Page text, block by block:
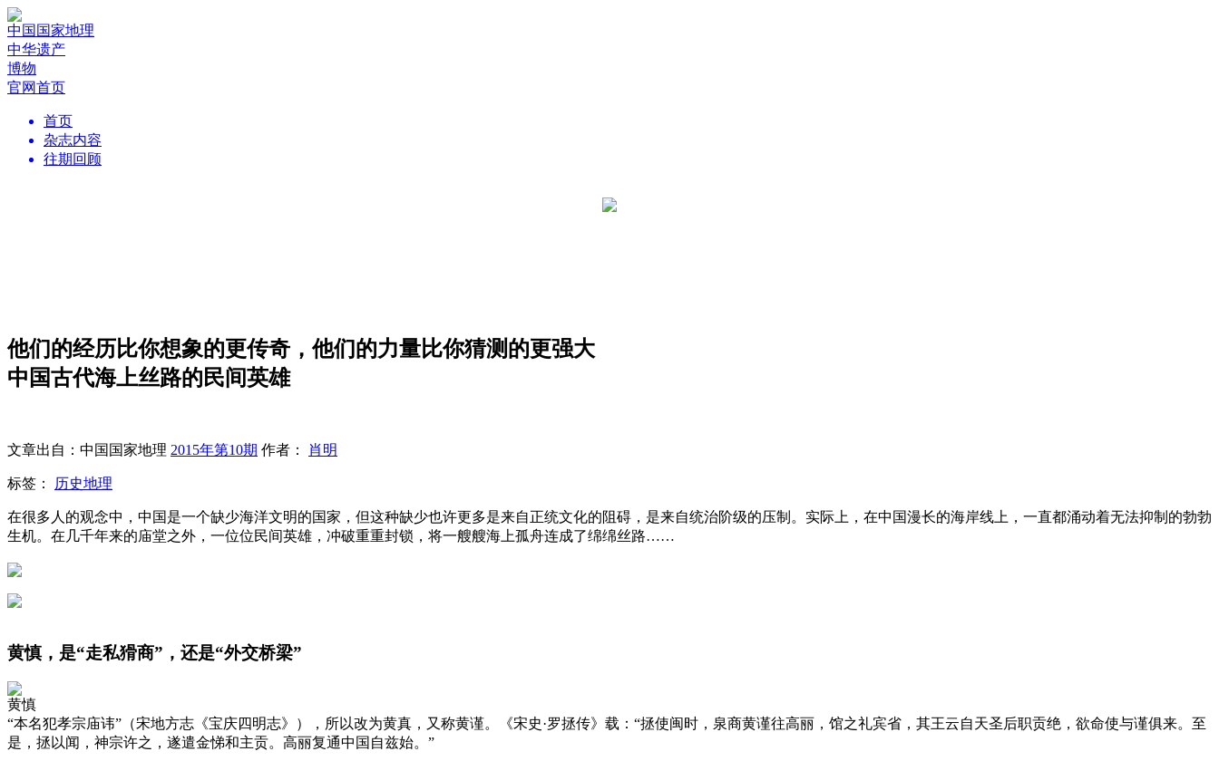
中国国家地理
中华遗产
博物
官网首页
首页
杂志内容
往期回顾
他们的经历比你想象的更传奇，他们的力量比你猜测的更强大
中国古代海上丝路的民间英雄
文章出自：中国国家地理 2015年第10期 作者： 肖明
标签： 历史地理
在很多人的观念中，中国是一个缺少海洋文明的国家，但这种缺少也许更多是来自正统文化的阻碍，是来自统治阶级的压制。实际上，在中国漫长的海岸线上，一直都涌动着无法抑制的勃勃
生机。在几千年来的庙堂之外，一位位民间英雄，冲破重重封锁，将一艘艘海上孤舟连成了绵绵丝路……
黄慎，是“走私猾商”，还是“外交桥梁”
黄慎
“本名犯孝宗庙讳”（宋地方志《宝庆四明志》），所以改为黄真，又称黄谨。《宋史·罗拯传》载：“拯使闽时，泉商黄谨往高丽，馆之礼宾省，其王云自天圣后职贡绝，欲命使与谨俱来。至
是，拯以闻，神宗许之，遂遣金悌和主贡。高丽复通中国自兹始。”